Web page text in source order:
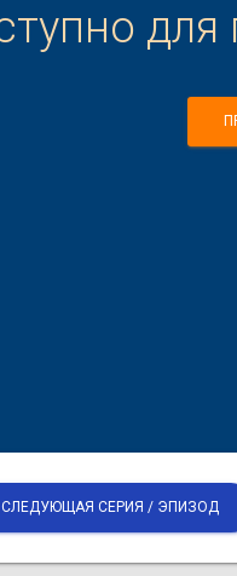
СЛЕДУЮЩАЯ СЕРИЯ / ЭПИЗОД